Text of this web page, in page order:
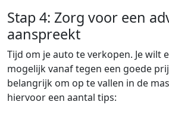
Stap 4: Zorg voor een
aanspreekt
Tijd om je auto te verkopen. Je wilt
mogelijk vanaf tegen een goede
belangrijk om op te vallen in de
hiervoor een aantal tips: